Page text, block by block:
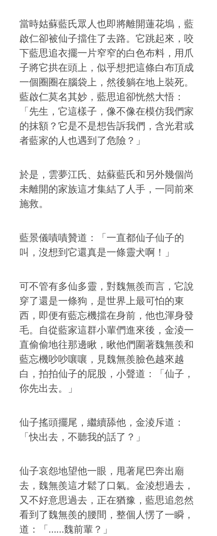
當時姑蘇藍氏眾人也即將離開蓮花塢，藍
啟仁卻被仙子擋住了去路。它跳起來，咬
下藍思追衣擺一片窄窄的白色布料，用爪
子將它拱在頭上，似乎想把這條白布頂成
一個圈圈在腦袋上，然後躺在地上裝死。
藍啟仁莫名其妙，藍思追卻恍然大悟：
「先生，它這樣子，像不像在模仿我們家
的抹額？它是不是想告訴我們，含光君或
者藍家的人也遇到了危險？」
於是，雲夢江氏、姑蘇藍氏和另外幾個尚
未離開的家族這才集結了人手，一同前來
施救。
藍景儀嘖嘖贊道：「一直都仙子仙子的
叫，沒想到它還真是一條靈犬啊！」
可不管有多仙多靈，對魏無羨而言，它說
穿了還是一條狗，是世界上最可怕的東
西，即便有藍忘機擋在身前，他也渾身發
毛。自從藍家這群小輩們進來後，金淩一
直偷偷地往那邊瞅，瞅他們圍著魏無羨和
藍忘機吵吵嚷嚷，見魏無羨臉色越來越
白，拍拍仙子的屁股，小聲道：「仙子，
你先出去。」
仙子搖頭擺尾，繼續舔他，金淩斥道：
「快出去，不聽我的話了？」
仙子哀怨地望他一眼，甩著尾巴奔出廟
去，魏無羨這才鬆了口氣。金淩想過去，
又不好意思過去，正在猶豫，藍思追忽然
看到了魏無羨的腰間，整個人愣了一瞬，
道：「……魏前輩？」